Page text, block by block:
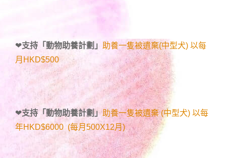
❤支持「動物助養計劃 」 助養一隻被遺棄(中型犬) 以每
月HKD$500
❤支持「動物助養計劃」助養一隻被遺棄 (中型犬) 以每
年HKD$6000 (每月500X12月)